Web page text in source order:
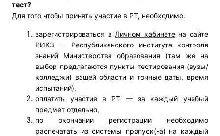
тест?
Для того чтобы принять участие в РТ, необходимо:
зарегистрироваться вЛичном кабинетена сайте
РИКЗ — Республиканского института контроля
знаний Министерства образования (там же на
выбор предлагаются пункты тестирования (вузы/
колледжи) вашей области и точные даты, время
испытаний),
оплатить участие в РТ — за каждый учебый
предмет отдельно,
по окончании регистрации необходимо
распечатать из системы пропуск(-а) на каждый